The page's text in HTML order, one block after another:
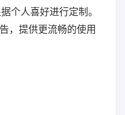
个人喜好进行定制。
，提供更流畅的使用